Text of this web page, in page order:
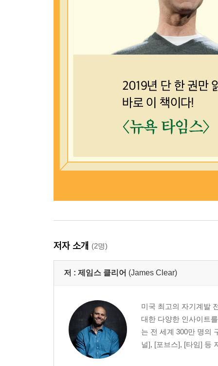
저자 소개 (2명)
저 : 제임스 클리어 (James Clear)
미국 최고의 자기계발
대한 다양한 인사이트
는 전 세계 300만 명의
널], [포브스], [타임] 등